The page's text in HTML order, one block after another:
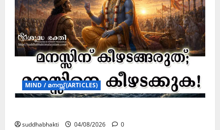
MIND / മനസ്സ് (ARTICLES)
suddhabhakti 04/08/2026 0